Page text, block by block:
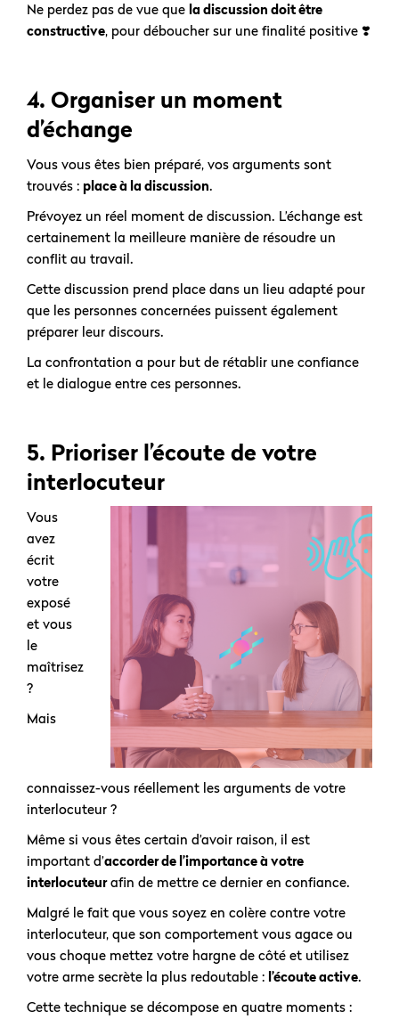
Ne perdez pas de vue que la discussion doit être
constructive, pour déboucher sur une finalité positive ❣️
4. Organiser un moment
d’échange
Vous vous êtes bien préparé, vos arguments sont
trouvés : place à la discussion.
Prévoyez un réel moment de discussion. L’échange est
certainement la meilleure manière de résoudre un
conflit au travail.
Cette discussion prend place dans un lieu adapté pour
que les personnes concernées puissent également
préparer leur discours.
La confrontation a pour but de rétablir une confiance
et le dialogue entre ces personnes.
5. Prioriser l’écoute de votre
interlocuteur
Vous
avez
écrit
votre
exposé
et vous
le
maîtrisez
?
Mais
connaissez-vous réellement les arguments de votre
interlocuteur ?
Même si vous êtes certain d’avoir raison, il est
important d’accorder de l’importance à votre
interlocuteurafin de mettre ce dernier en confiance.
Malgré le fait que vous soyez en colère contre votre
interlocuteur, que son comportement vous agace ou
vous choque mettez votre hargne de côté et utilisez
votre arme secrète la plus redoutable : l’écoute active.
Cette technique se décompose en quatre moments :